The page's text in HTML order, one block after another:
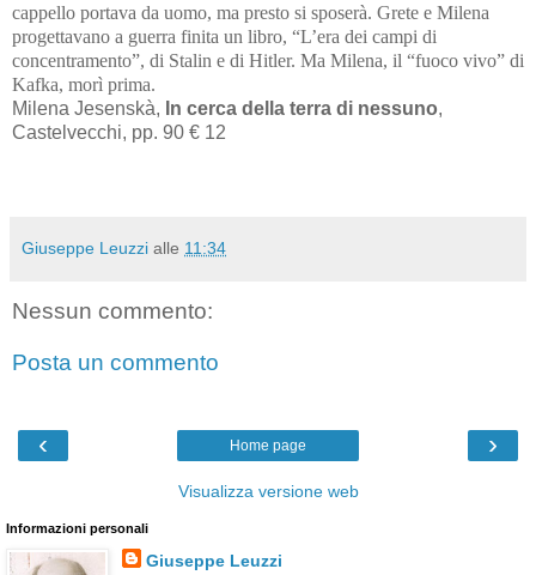
cappello portava da uomo, ma presto si sposerà. Grete e Milena
progettavano a guerra finita un libro, “L’era dei campi di
concentramento”, di Stalin e di Hitler. Ma Milena, il “fuoco vivo” di
Kafka, morì prima.
Milena Jesenskà, In cerca della terra di nessuno,
Castelvecchi, pp. 90 € 12
Giuseppe Leuzzi alle 11:34
Nessun commento:
Posta un commento
‹ ›
Home page
Visualizza versione web
Informazioni personali
Giuseppe Leuzzi